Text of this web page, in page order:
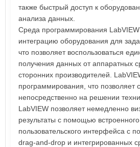
также быстрый доступ к
анализа данных.
Среда программирования
интеграцию оборудования для
что позволяет воспользоваться
получения данных от аппаратных
сторонних производителей.
программирования, что позволяет
непосредственно на решении
LabVIEW позволяет немедленно
результаты с помощью встроенного
пользовательского интерфейса с
drag-and-drop и интегрированных